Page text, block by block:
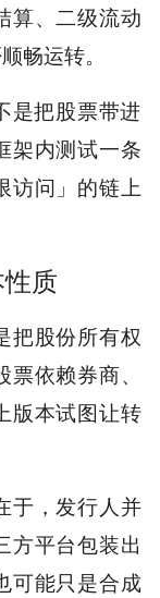
算、二级流动
畅运转。
是把股票带进
架内测试一条
访问」的链上
质
把股份所有权
依赖券商、
版本试图让转
于，发行人并
方平台包装出
可能只是合成